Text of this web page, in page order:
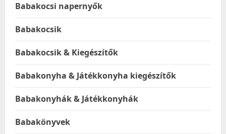
Babakocsi napernyők
Babakocsik
Babakocsik & Kiegészítők
Babakonyha & Játékkonyha kiegészítők
Babakonyhák & Játékkonyhák
Babakönyvek